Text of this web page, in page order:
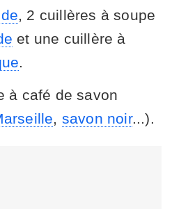
, 2 cuillères à soupe
et une cuillère à
à café de savon
savon noir...).